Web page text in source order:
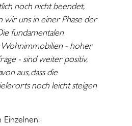
noch nicht beendet,
wir uns in einer Phase der
fundamentalen
- hoher
- sind weiter positiv,
aus, dass die
noch leicht steigen
Einzelnen: